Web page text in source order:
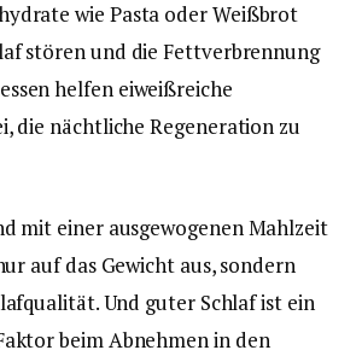
wie Pasta oder Weißbrot
stören und die Fettverbrennung
helfen eiweißreiche
die nächtliche Regeneration zu
mit einer ausgewogenen Mahlzeit
auf das Gewicht aus, sondern
Und guter Schlaf ist ein
beim Abnehmen in den